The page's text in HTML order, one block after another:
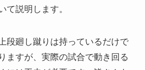
て説明します。
段廻し蹴りは持っているだけで
ますが、実際の試合で動き回る